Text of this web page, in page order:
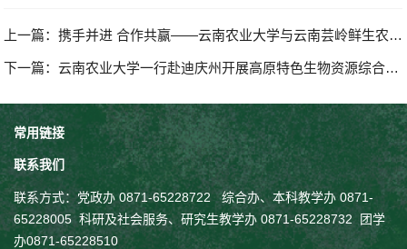
上一篇： 携手并进 合作共赢——云南农业大学与云南芸岭鲜生农业发展有限公司签订校企合作框架协议
下一篇： 云南农业大学一行赴迪庆州开展高原特色生物资源综合科研平台挂牌仪式暨访企拓岗行动
常用链接
联系我们
联系方式：党政办 0871-65228722 综合办、本科教学办 0871-
65228005科研及社会服务、研究生教学办 0871-65228732 团学
办0871-65228510